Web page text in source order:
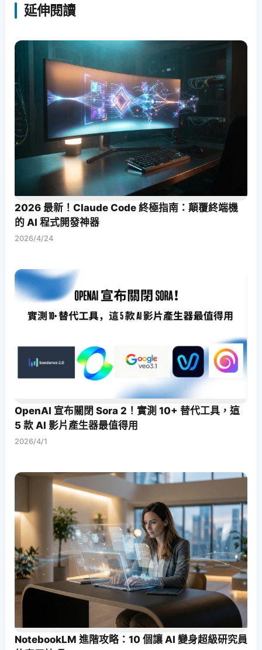
延伸閱讀
2026 最新！Claude Code 終極指南：顛覆終端機
的 AI 程式開發神器
2026/4/24
OpenAI 宣布關閉 Sora 2！實測 10+ 替代工具，這
5 款 AI 影片產生器最值得用
2026/4/1
NotebookLM 進階攻略：10 個讓 AI 變身超級研究員